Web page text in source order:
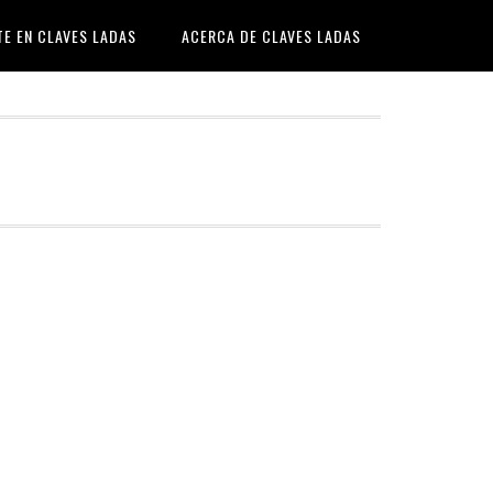
EN CLAVES LADAS ACERCA DE CLAVES LADAS